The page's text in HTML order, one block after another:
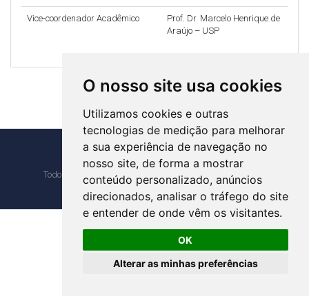
O nosso site usa cookies
Utilizamos cookies e outras
tecnologias de medição para melhorar
a sua experiência de navegação no
nosso site, de forma a mostrar
conteúdo personalizado, anúncios
direcionados, analisar o tráfego do site
e entender de onde vêm os visitantes.
OK
Alterar as minhas preferências
Vice-coordenador Acadêmico
Prof. Dr. Marcelo Henrique de
Araújo – USP
2025 - Congresso
Todos os direitos reservados a Fipecafi - Desenvolvimento
v 6.20220105